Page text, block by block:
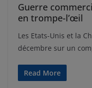
Guerre
en trompe-l’œil
Les Etats-Unis et la
décembre sur un
Read More